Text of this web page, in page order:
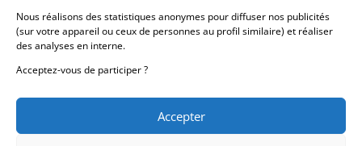
Nous réalisons des statistiques anonymes pour diffuser nos publicités
(sur votre appareil ou ceux de personnes au profil similaire) et réaliser
des analyses en interne.
Acceptez-vous de participer ?
Accepter
Coordonnées